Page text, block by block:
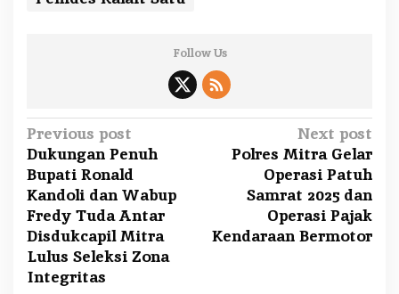
Follow Us
P
o
s
t
n
a
v
Previous post
Dukungan Penuh
Bupati Ronald
Kandoli dan Wabup
Fredy Tuda Antar
Disdukcapil Mitra
Lulus Seleksi Zona
Integritas
Next post
Polres Mitra Gelar
Operasi Patuh
Samrat 2025 dan
Operasi Pajak
Kendaraan Bermotor